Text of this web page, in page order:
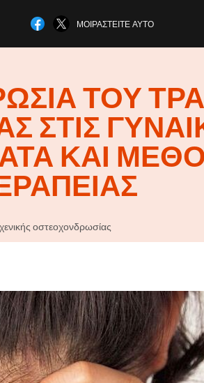
ΜΟΙΡΑΣΤΕΊΤΕ ΑΥΤΌ
ΤΟΥ
ΣΤΙΣ
ΚΑΙ
οστεοχονδρωσίας